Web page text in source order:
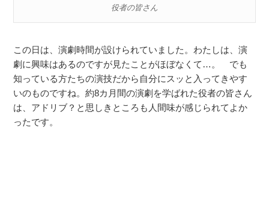
役者の皆さん
この日は、演劇時間が設けられていました。わたしは、演
劇に興味はあるのですが見たことがほぼなくて…。 でも
知っている方たちの演技だから自分にスッと入ってきやす
いのものですね。約8カ月間の演劇を学ばれた役者の皆さん
は、アドリブ？と思しきところも人間味が感じられてよか
ったです。